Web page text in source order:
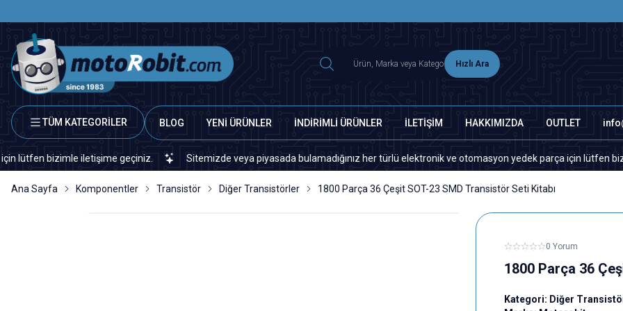
Hızlı Ara
TÜM KATEGORİLER BLOG YENİ ÜRÜNLER İNDİRİMLİ ÜRÜNLER İLETİŞİM HAKKIMIZDA OUTLET
bizimle iletişime geçiniz. Sitemizde veya piyasada bulamadığınız her türlü elektronik ve otomasyon yedek parça için lütfen bizimle
Ana Sayfa Komponentler Transistör Diğer Transistörler 1800 Parça 36 Çeşit SOT-23 SMD Transistör Seti Kitabı
0 Yorum
1800 Parça 36
Kategori: Diğer